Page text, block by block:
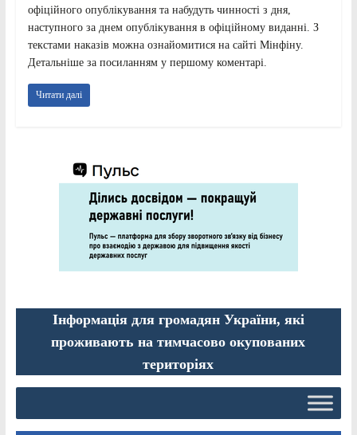
офіційного опублікування та набудуть чинності з дня,
наступного за днем опублікування в офіційному виданні. З
текстами наказів можна ознайомитися на сайті Мінфіну.
Детальніше за посиланням у першому коментарі.
Читати далі
Інформація для громадян України, які
проживають на тимчасово окупованих
територіях